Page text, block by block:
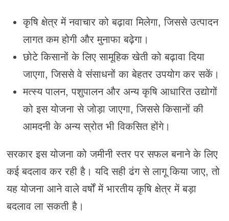
कृषि क्षेत्र में नवाचार को बढ़ावा मिलेगा, जिससे उत्पादन
लागत कम होगी और मुनाफा बढ़ेगा।
छोटे किसानों के लिए सामूहिक खेती को बढ़ावा दिया
जाएगा, जिससे वे संसाधनों का बेहतर उपयोग कर सकें।
मत्स्य पालन, पशुपालन और अन्य कृषि आधारित उद्योगों
को इस योजना से जोड़ा जाएगा, जिससे किसानों की
आमदनी के अन्य स्रोत भी विकसित होंगे।
सरकार इस योजना को जमीनी स्तर पर सफल बनाने के लिए
कई बदलाव कर रही है। यदि सही ढंग से लागू किया जाए, तो
यह योजना आने वाले वर्षों में भारतीय कृषि क्षेत्र में बड़ा
बदलाव ला सकती है।